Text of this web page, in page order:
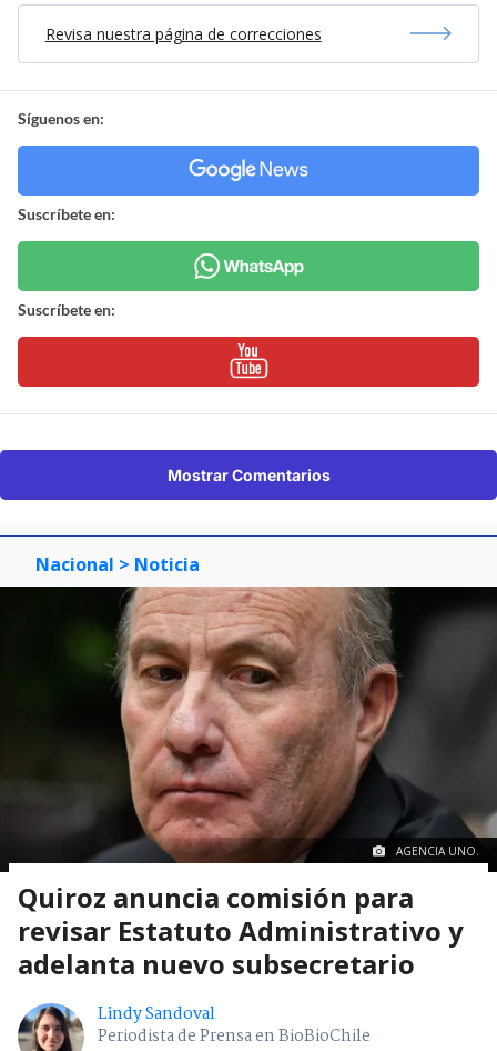
Revisa nuestra página de correcciones
Síguenos en:
Suscríbete en:
Suscríbete en:
Mostrar Comentarios
Nacional > Noticia
AGENCIA UNO.
Quiroz anuncia comisión para
revisar Estatuto Administrativo y
adelanta nuevo subsecretario
Lindy Sandoval
Periodista de Prensa en BioBioChile